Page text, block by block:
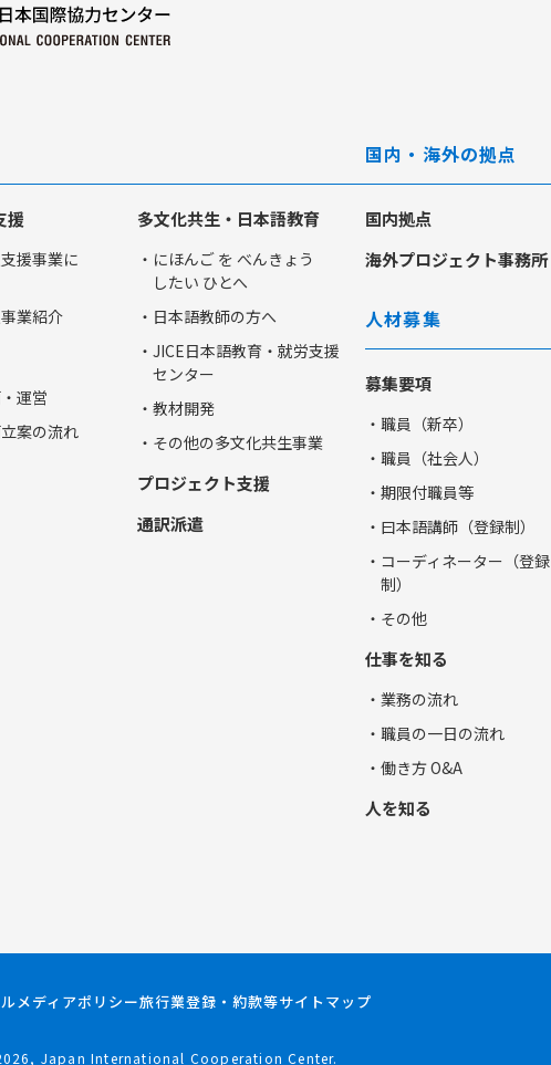
援
援事業に
業紹介
運営
案の流れ
多文化共生・日本語教育
・にほんご を べんきょう
したい ひとへ
・日本語教師の方へ
・JICE日本語教育・就労支援
センター
・教材開発
・その他の多文化共生事業
プロジェクト支援
通訳派遣
国内・海外の拠点
国内拠点
海外プロジェクト事務所
人材募集
募集要項
・職員（新卒）
・職員（社会人）
・期限付職員等
・曰本語講師（登録制）
・コーディネーター（登録
制）
・その他
仕事を知る
・業務の流れ
・職員の一日の流れ
・働き方 O&A
人を知る
メディアポリシー旅行業登録・約款等サイトマップ
, Japan International Cooperation Center.